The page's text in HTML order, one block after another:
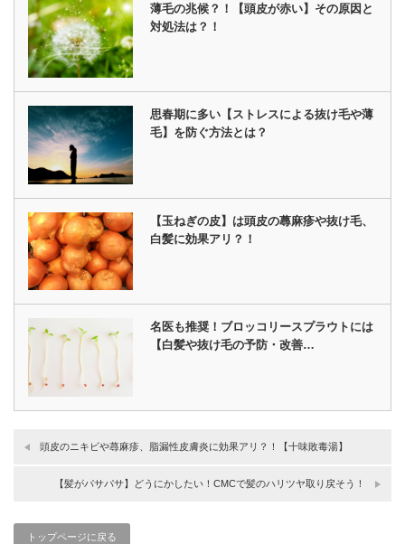
薄毛の兆候？！【頭皮が赤い】その原因と
対処法は？！
思春期に多い【ストレスによる抜け毛や薄
毛】を防ぐ方法とは？
【玉ねぎの皮】は頭皮の蕁麻疹や抜け毛、
白髪に効果アリ？！
名医も推奨！ブロッコリースプラウトには
【白髪や抜け毛の予防・改善…
頭皮のニキビや蕁麻疹、脂漏性皮膚炎に効果アリ？！【十味敗毒湯】
【髪がパサパサ】どうにかしたい！CMCで髪のハリツヤ取り戻そう！
トップページに戻る